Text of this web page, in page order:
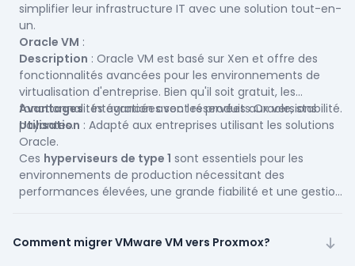
simplifier leur infrastructure IT avec une solution tout-en-
un.
Oracle VM :
Description : Oracle VM est basé sur Xen et offre des
fonctionnalités avancées pour les environnements de
virtualisation d'entreprise. Bien qu'il soit gratuit, les
fonctionnalités avancées sont réservées aux versions
payantes.
Avantages: Intégration avec les produits Oracle, stabilité.
Utilisation : Adapté aux entreprises utilisant les solutions
Oracle.
Ces hyperviseurs de type 1 sont essentiels pour les
environnements de production nécessitant des
performances élevées, une grande fiabilité et une gestion
infrastructure actuelle et de vos contraintes budgétaires.
Comment migrer VMware VM vers Proxmox?